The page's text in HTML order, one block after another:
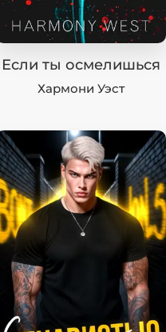
Если ты осмелишься
Хармони Уэст